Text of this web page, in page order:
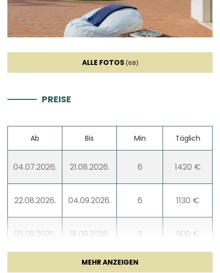
Wohnzimmer
Sofa
Unterhaltung
ALLE FOTOS (68)
PREISE
Ab Bis Min Täglich
04.07.2026. 21.08.2026. 6 1420 €
22.08.2026. 04.09.2026. 6 1130 €
05.09.2026. 18.09.2026. 3 900 €
18.12.2026. 3